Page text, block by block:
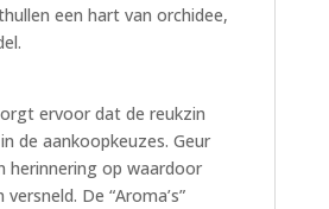
een hart van orchidee,
ervoor dat de reukzin
de aankoopkeuzes. Geur
herinnering op waardoor
De “Aroma’s”